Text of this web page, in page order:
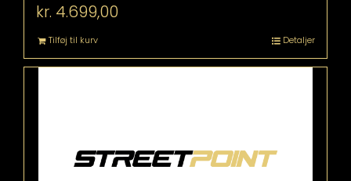
kr. 4.699,00
Tilføj til kurv Detaljer